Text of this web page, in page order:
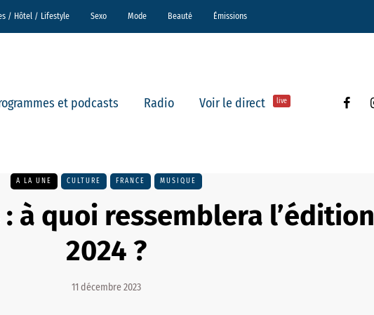
/ Hôtel / Lifestyle Sexo Mode Beauté Émissions
et podcasts Radio Voir le direct live
A LA UNE CULTURE FRANCE MUSIQUE
: à quoi ressemblera l’édition
2024 ?
11 décembre 2023